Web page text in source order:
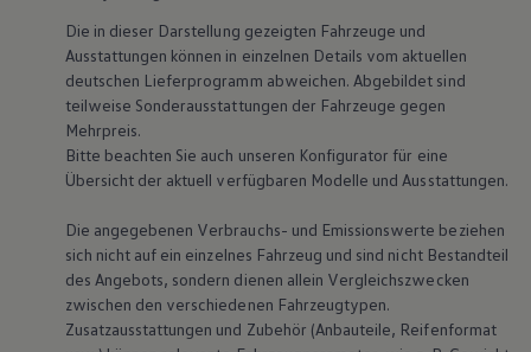
Bulli Magazin
Fahrzeugabholung ab Werk
Uptime
Die in dieser Darstellung gezeigten Fahrzeuge und
Ausstattungen können in einzelnen Details vom aktuellen
deutschen Lieferprogramm abweichen. Abgebildet sind
teilweise Sonderausstattungen der Fahrzeuge gegen
Mehrpreis.
Bitte beachten Sie auch unseren Konfigurator für eine
Übersicht der aktuell verfügbaren Modelle und Ausstattungen.
Die angegebenen Verbrauchs- und Emissionswerte beziehen
sich nicht auf ein einzelnes Fahrzeug und sind nicht Bestandteil
des Angebots, sondern dienen allein Vergleichszwecken
zwischen den verschiedenen Fahrzeugtypen.
Zusatzausstattungen und Zubehör (Anbauteile, Reifenformat